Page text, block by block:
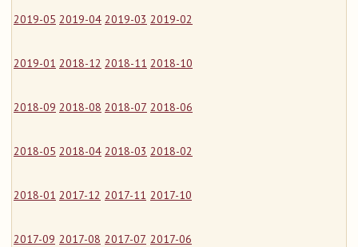
2019-05 2019-04 2019-03 2019-02
2019-01 2018-12 2018-11 2018-10
2018-09 2018-08 2018-07 2018-06
2018-05 2018-04 2018-03 2018-02
2018-01 2017-12 2017-11 2017-10
2017-09 2017-08 2017-07 2017-06